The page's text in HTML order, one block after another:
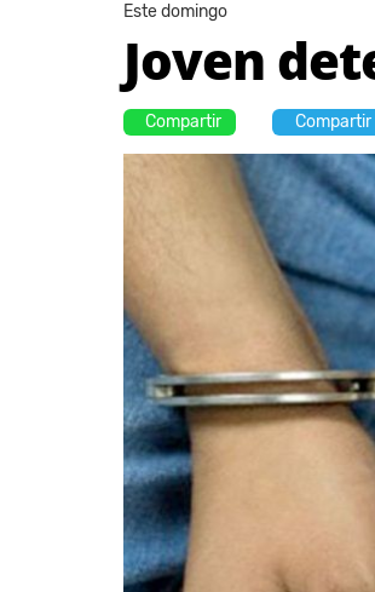
Este domingo
Joven
Compartir Compartir